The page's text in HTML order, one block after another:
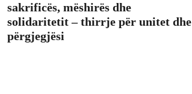
sakrificës, mëshirës dhe
solidaritetit – thirrje për unitet dhe
përgjegjësi